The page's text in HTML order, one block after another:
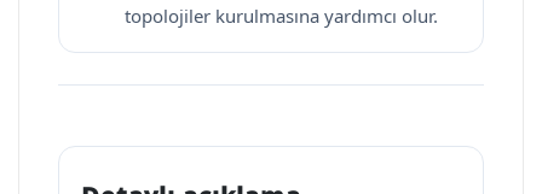
topolojiler kurulmasına yardımcı olur.